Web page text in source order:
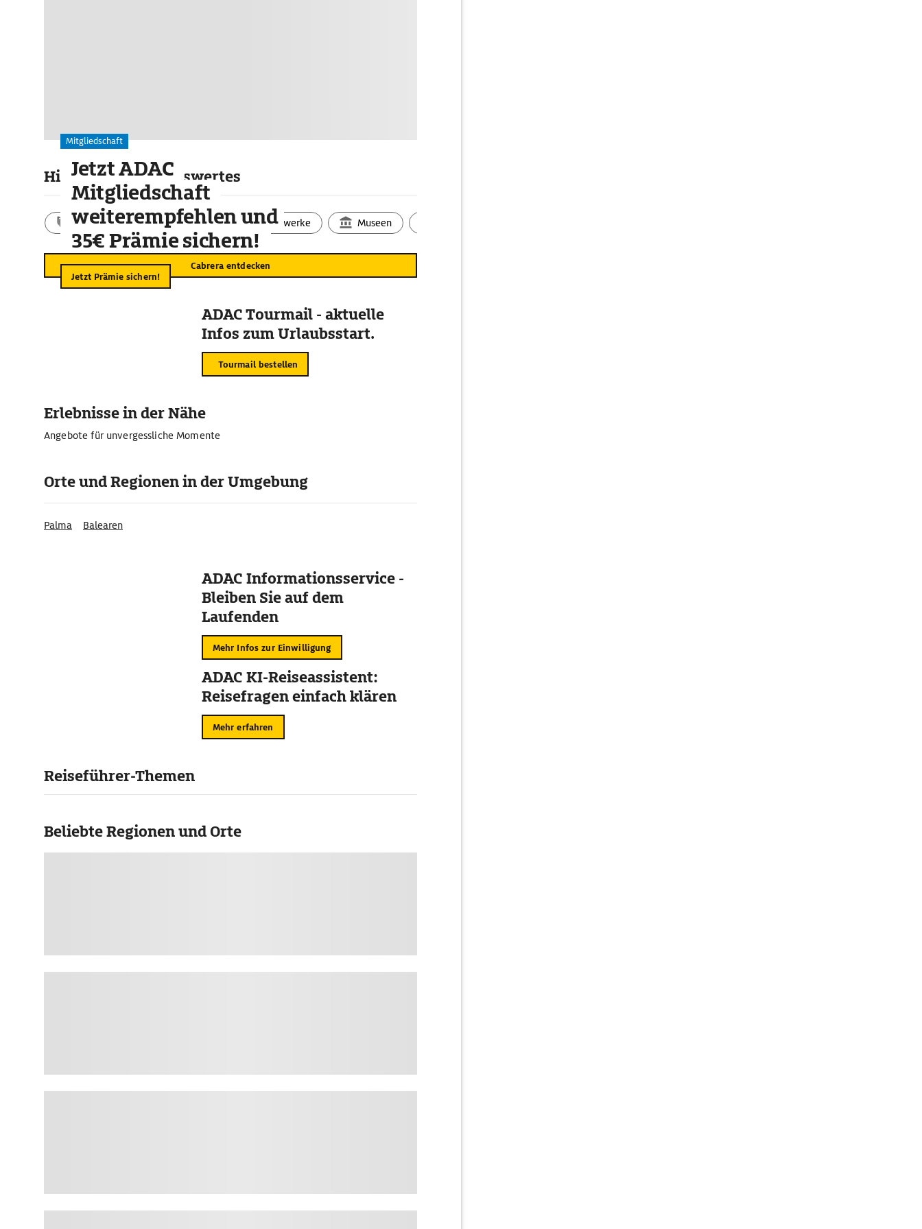
Highlights & Sehenswertes
Aktivitäten Landschaft Bauwerke Museen
Cabrera entdecken
Mitgliedschaft
Jetzt ADAC
Mitgliedschaft
weiterempfehlen und
35€ Prämie sichern!
Jetzt Prämie sichern!
ADAC Tourmail - aktuelle
Infos zum Urlaubsstart.
Tourmail bestellen
Erlebnisse in der Nähe
Angebote für unvergessliche Momente
Orte und Regionen in der Umgebung
Palma Balearen
ADAC Informationsservice -
Bleiben Sie auf dem
Laufenden
Mehr Infos zur Einwilligung
ADAC KI-Reiseassistent:
Reisefragen einfach klären
Mehr erfahren
Reiseführer-Themen
Beliebte Regionen und Orte